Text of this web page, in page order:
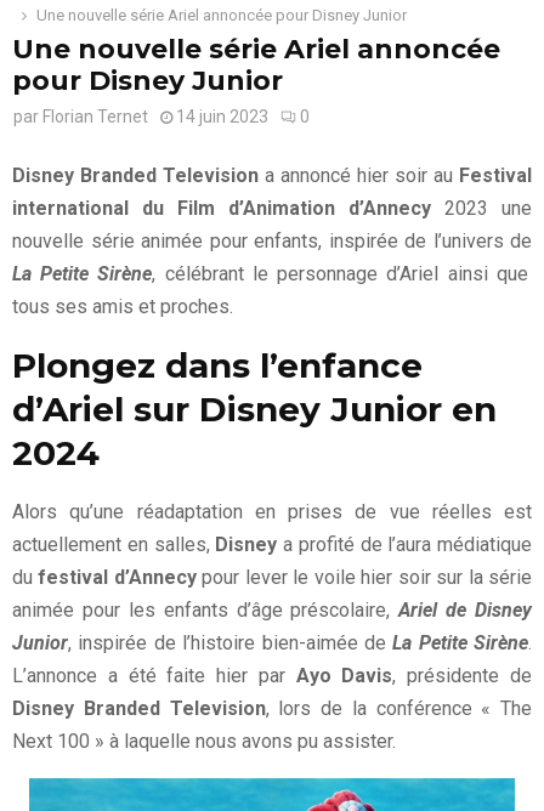
Une nouvelle série Ariel annoncée pour Disney Junior
Une nouvelle série Ariel annoncée
pour Disney Junior
par Florian Ternet 14 juin 2023 0
Disney Branded Television a annoncé hier soir au Festival
international du Film d’Animation d’Annecy 2023 une
nouvelle série animée pour enfants, inspirée de l’univers de
La Petite Sirène, célébrant le personnage d’Ariel ainsi que
tous ses amis et proches.
Plongez dans l’enfance
d’Ariel sur Disney Junior en
2024
Alors qu’une réadaptation en prises de vue réelles est
actuellement en salles, Disney a profité de l’aura médiatique
dufestival d’Annecypour lever le voile hier soir sur la série
animée pour les enfants d’âge préscolaire,Ariel de Disney
Junior, inspirée de l’histoire bien-aimée de La Petite Sirène
L’annonce a été faite hier par Ayo Davis, présidente de
Disney Branded Television, lors de la conférence « The
Next 100 » à laquelle nous avons pu assister.